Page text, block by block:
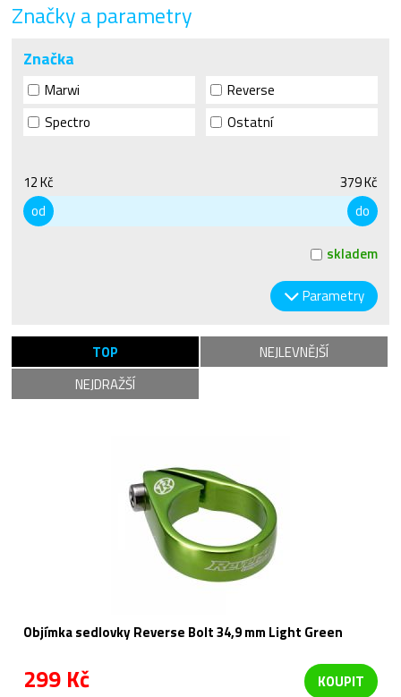
Značky a parametry
Značka
Marwi
Reverse
Spectro
Ostatní
12 Kč
379 Kč
od
do
skladem
Parametry
TOP
NEJLEVNĚJŠÍ
NEJDRAŽŠÍ
Objímka sedlovky Reverse Bolt 34,9 mm Light Green
299 Kč KOUPIT